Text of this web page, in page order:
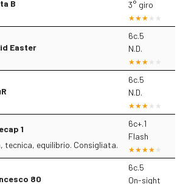
B
3° giro
Easter
6c.5
N.D.
6c.5
N.D.
1
tecnica, equilibrio. Consigliata.
6c+.1
Flash
80
6c.5
On-sight